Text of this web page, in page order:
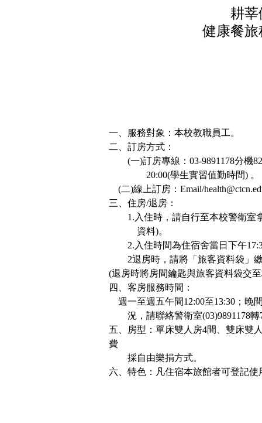
耕莘
健康餐旅
一、服務對象：本校教職員工。
二、訂房方式：
(一)訂房專線： 03-9891178分機
20:00(學生實習值勤時間) 。
(二)線上訂房： Email/
三、住房/退房：
1. 入住時，請自行至本校警衛室
資料)。
2. 入住時間為住宿舍當日下午
2退房時，請將「旅客資料袋」
(退房時將房間鑰匙與旅客資料袋交
四、客房服務時間：
週一至週五午間12:00至13:30 ；晚
況，請聯絡警衛室(03)9891178轉
五、房型：單床雙人房4間、雙床雙
費
採自由樂捐方式。
六、特色：凡住宿本旅館者可登記